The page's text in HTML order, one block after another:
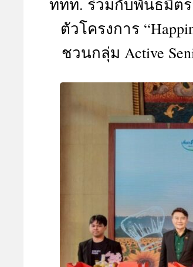
ททท. ร่วมกับพันธมิตร
ตัวโครงการ
ชวนกลุ่ม Active